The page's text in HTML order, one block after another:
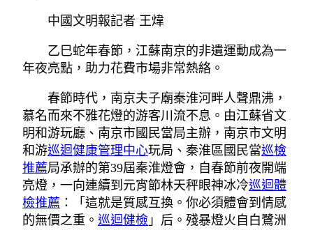
中國文明報記者 王煒
乙巳蛇年春節，江蘇南京的非遺運動成為一
年夜亮點，助力花費市場非常熱絡。
春節時代，南京夫子廟秦淮河畔人聲鼎沸，
慕名而來不雅花燈的游客川流不息。由江蘇省文
明和游玩廳、南京市國民當局主辦，南京市文明
和游巡迴健康管理中心玩局、秦淮區國民當巡檢
推薦局承辦的第39屆秦淮燈會，自春節前夜開端
亮燈，一向連續到元宵節林天秤眼神冰冷巡迴體
檢推薦 ：「這就是質感互換。你必須體會到情感
的無價之重。 巡迴健檢 」后。殘暴燈火自白鷺洲